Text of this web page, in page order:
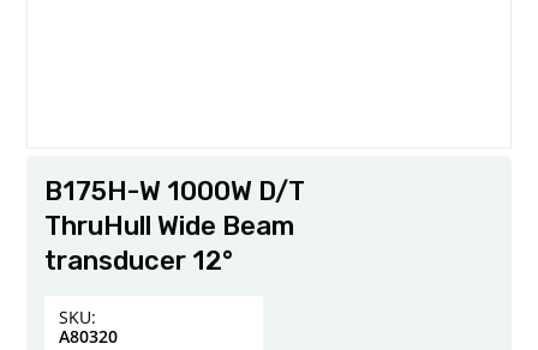
B175H-W 1000W D/T
ThruHull Wide Beam
transducer 12°
SKU:
A80320